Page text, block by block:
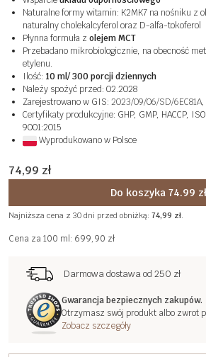
Naturalne formy witamin: K2MK7 na nośniku z
naturalny cholekalcyferol oraz D-alfa-tokoferol
Płynna formuła z olejem MCT
Przebadano mikrobiologicznie, na obecność
etylenu.
Ilość: 10 ml/ 300 porcji dziennych
Należy spożyć przed: 02.2028
Zarejestrowano w GIS: 2023/09/06/SD/6EC81A,
Certyfikaty produkcyjne: GHP, GMP, HACCP,
9001:2015
Wyprodukowano w Polsce
74,99 zł
Do koszyka 74.99 zł
Najniższa cena z 30 dni przed obniżką: 74,99 zł
Cena za 100 ml: 699,90 zł
Darmowa dostawa od 250 zł
Gwarancja bezpiecznych zakupów.
Otrzymasz swój produkt albo zwrot
Zobacz szczegóły